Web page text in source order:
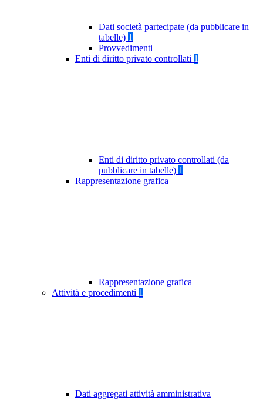
Dati società partecipate (da pubblicare in
tabelle) 1
Provvedimenti
Enti di diritto privato controllati 1
Enti di diritto privato controllati (da
pubblicare in tabelle) 1
Rappresentazione grafica
Rappresentazione grafica
Attività e procedimenti 1
Dati aggregati attività amministrativa